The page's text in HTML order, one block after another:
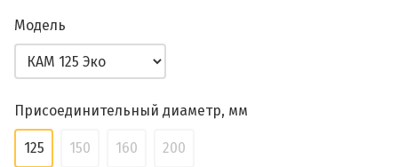
Модель
Присоединительный диаметр, мм
125 150 160 200